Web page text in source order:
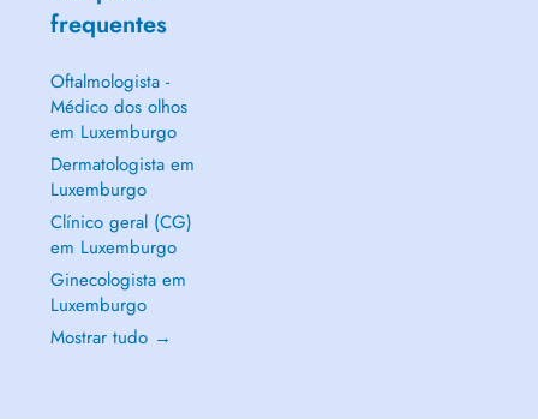
frequentes
Oftalmologista -
Médico dos olhos
em Luxemburgo
Dermatologista em
Luxemburgo
Clínico geral (CG)
em Luxemburgo
Ginecologista em
Luxemburgo
Mostrar tudo →